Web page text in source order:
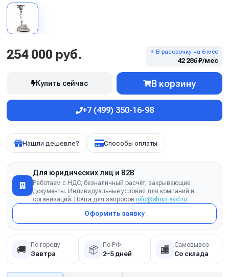
254 000 руб. ⚡ В рассрочку на 6 мес
42 286 ₽/мес
Купить сейчас В корзину
+7 (499) 350-16-98
Нашли дешевле? Способы оплаты
Для юридических лиц и B2B
Работаем с НДС, безналичный расчёт, закрывающие
документы. Индивидуальные условия для компаний и
организаций. Почта для запросов info@shop-avd.ru
Оформить заявку
🚚 По городу
Завтра 📦 По РФ
2–5 дней 🏬 Самовывоз
Со склада